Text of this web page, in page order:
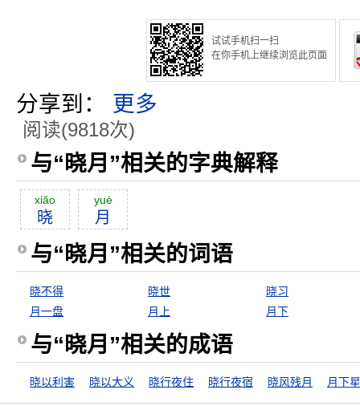
试试手机扫一扫
在你手机上继续浏览此页面
分享到： 更多
阅读(9818次)
与“晓月”相关的字典解释
xiăo
晓
yuè
月
与“晓月”相关的词语
晓不得 晓世
晓习
月一盘
月上 月下
与“晓月”相关的成语
晓以利害 晓以大义 晓行夜住 晓行夜宿 晓风残月 月下